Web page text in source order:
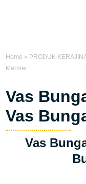
Home » PRODUK
Marmer
Vas
Vas
Vas